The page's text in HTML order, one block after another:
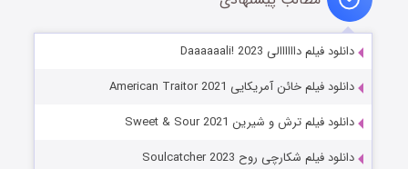
دانلود فیلم داااااالی Daaaaaali! 2023
دانلود فیلم خائن آمریکایی American Traitor 2021
دانلود فیلم ترش و شیرین Sweet & Sour 2021
دانلود فیلم شکارچی روح Soulcatcher 2023